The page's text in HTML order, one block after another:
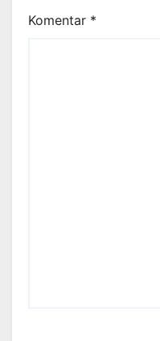
Komentar *